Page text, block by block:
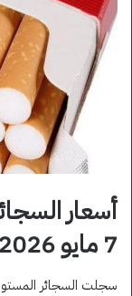
أسعار
7 مايو 2026
سجلت السجائر